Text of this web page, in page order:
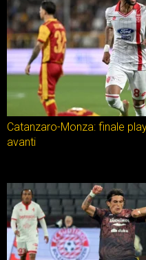
Catanzaro-Monza: finale
avanti